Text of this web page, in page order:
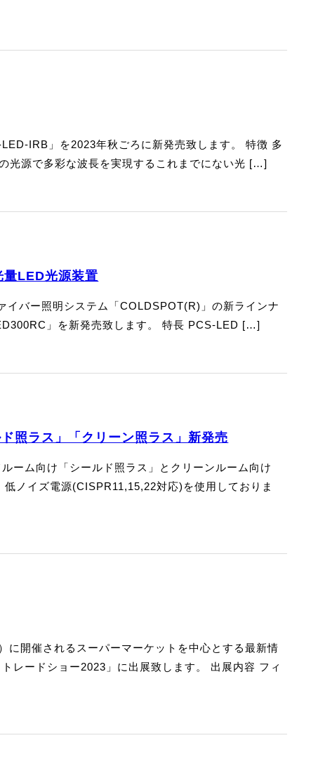
IRB」を2023年秋ごろに新発売致します。 特徴 多
光源で多彩な波長を実現するこれまでにない光 […]
量LED光源装置
イバー照明システム「COLDSPOT(R)」の新ラインナ
」を新発売致します。 特長 PCS-LED […]
照ラス」「クリーン照ラス」新発売
ーム向け「シールド照ラス」とクリーンルーム向け
ノイズ電源(CISPR11,15,22対応)を使用しておりま
に開催されるスーパーマーケットを中心とする最新情
レードショー2023」に出展致します。 出展内容 フィ